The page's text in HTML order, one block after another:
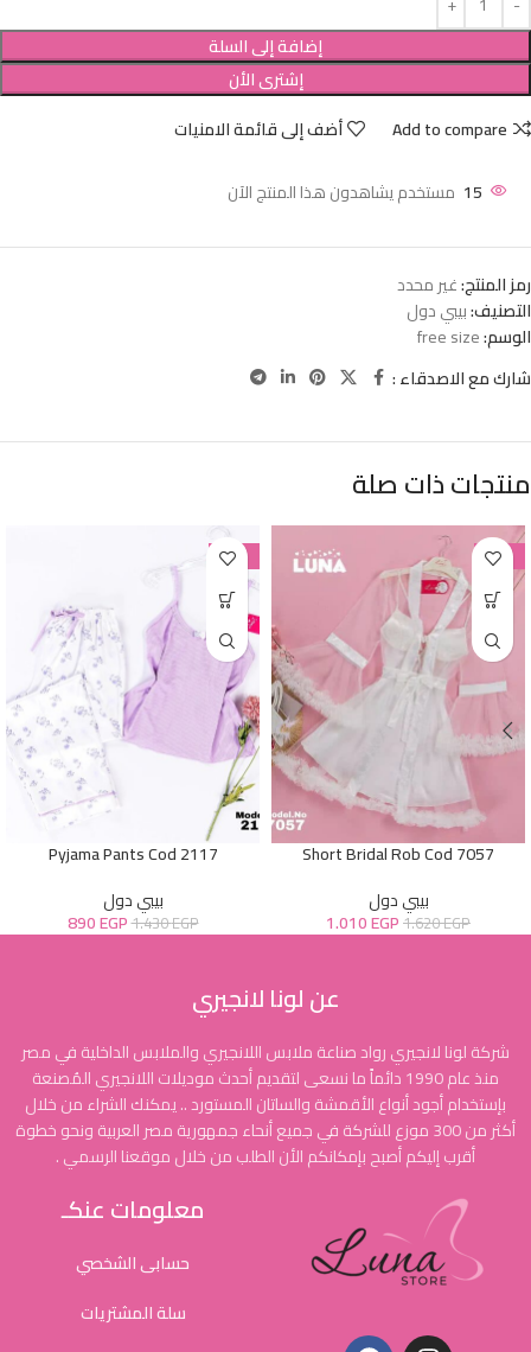
إضافة إلى السلة
إشترى الأن
Add to compare
أضف إلى قائمة الامنيات
15 مستخدم يشاهدون هذا المنتج الآن
رمز المنتج:غير محدد
التصنيف:بيبي دول
الوسم:free size
شارك مع الاصدقاء :
منتجات ذات صلة
-38%
Short Bridal Rob Cod 7057
بيبي دول
1.620EGP
1.010EGP
-38%
Pyjama Pants Cod 2117
بيبي دول
1.430EGP
890EGP
عن لونا لانجيري
شركة لونا لانجيري رواد صناعة ملابس اللانجيري والملابس الداخلية في مصر
منذ عام 1990 دائماً ما نسعى لتقديم أحدث موديلات اللانجيري المُصنعة
بإستخدام أجود أنواع الأقمشة والساتان المستورد .. يمكنك الشراء من خلال
أكثر من 300 موزع للشركة في جميع أنحاء جمهورية مصر العربية ونحو خطوة
أقرب إليكم أصبح بإمكانكم الأن الطلب من خلال موقعنا الرسمي .
معلومات عنكـ
حسابى الشخصي
سلة المشتريات